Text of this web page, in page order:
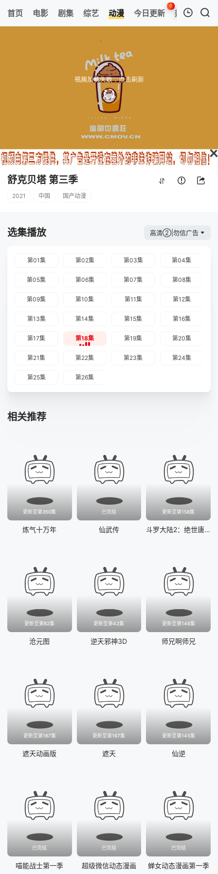
首页 电影 剧集 综艺 动漫 今日更新
0
热榜 APP
舒克贝塔 第三季
清空
舒克贝塔 第三季
2021 中国 国产动漫
选集播放 高清②|勿信广告
第01集 第02集 第03集 第04集
第05集 第06集 第07集 第08集
第09集 第10集 第11集 第12集
第13集 第14集 第15集 第16集
第17集 第18集 第19集 第20集
第21集 第22集 第23集 第24集
第25集 第26集
相关推荐
更新至第350集
炼气十万年
已完结
仙武传
更新至第158集
斗罗大陆2：绝世唐门
更新至第82集
沧元图
更新至第42集
逆天邪神3D
更新至第146集
师兄啊师兄
更新至第167集
遮天动画版
更新至第167集
遮天
更新至第145集
仙逆
已完结
喵能战士第一季
已完结
超级微信动态漫画
已完结
蝉女动态漫画第一季